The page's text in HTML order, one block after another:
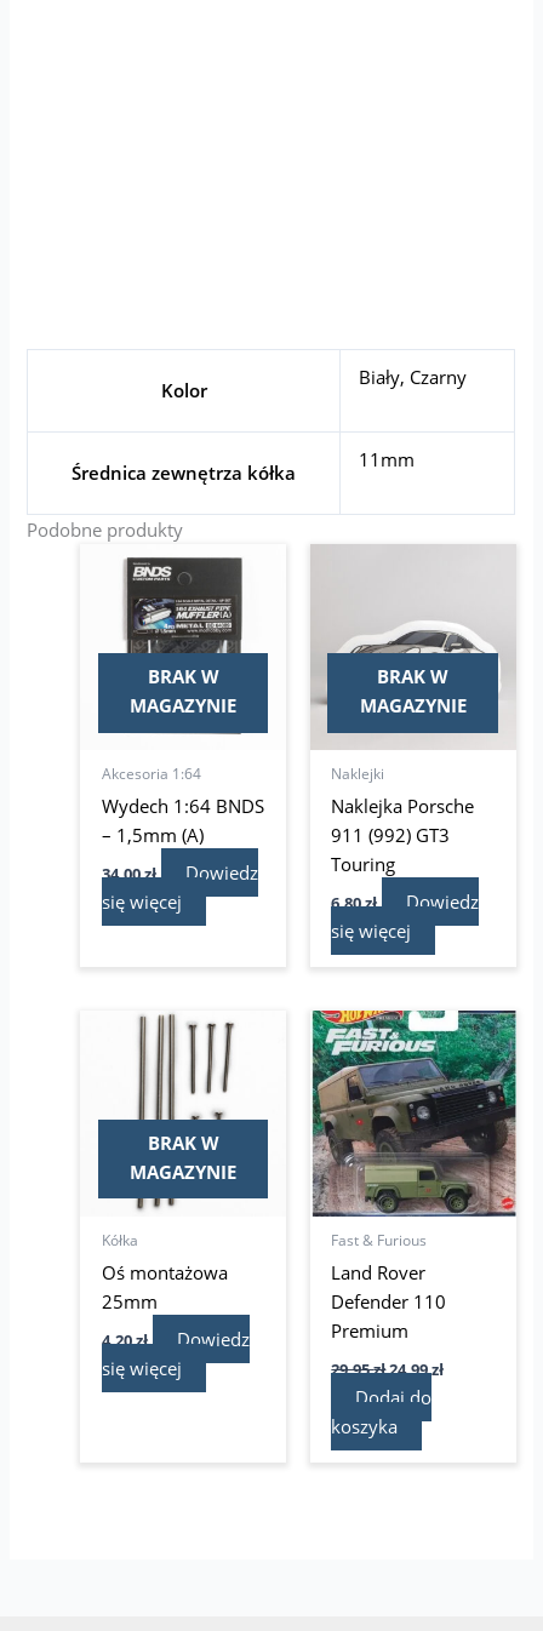
Kolor
Biały, Czarny
Średnica zewnętrza kółka
11mm
Podobne produkty
BRAK W
MAGAZYNIE
Akcesoria 1:64
Wydech 1:64 BNDS
– 1,5mm (A)
34,00zł
Dowiedz
się więcej
BRAK W
MAGAZYNIE
Naklejki
Naklejka Porsche
911 (992) GT3
Touring
6,80zł
Dowiedz
się więcej
BRAK W
MAGAZYNIE
Kółka
Oś montażowa
25mm
4,20zł
Dowiedz
się więcej
Fast & Furious
Land Rover
Defender 110
Premium
29,95zł
Pierwotna
cena
wynosiła:
29,95 zł.
24,99zł
Aktualna
cena
wynosi:
24,99 zł.
Dodaj do
koszyka